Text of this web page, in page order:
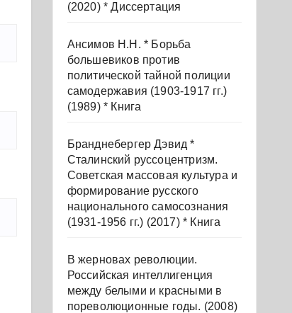
(2020) * Диссертация
Ансимов Н.Н. * Борьба
большевиков против
политической тайной полиции
самодержавия (1903-1917 гг.)
(1989) * Книга
Бранднебергер Дэвид *
Сталинский руссоцентризм.
Советская массовая культура и
формирование русского
национального самосознания
(1931-1956 гг.) (2017) * Книга
В жерновах революции.
Российская интеллигенция
между белыми и красными в
пореволюционные годы. (2008)